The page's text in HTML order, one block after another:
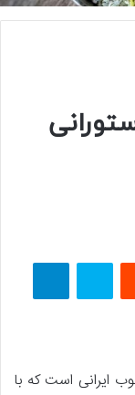
اسکایپ
ایرانی است که با